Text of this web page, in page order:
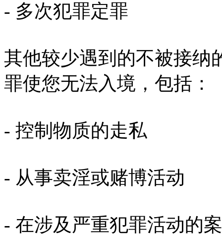
- 多次犯罪定罪
其他较少遇到的不被接纳
罪使您无法入境，包括：
- 控制物质的走私
- 从事卖淫或赌博活动
- 在涉及严重犯罪活动的